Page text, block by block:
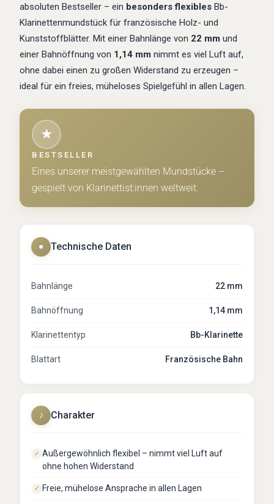
absoluten Bestseller – ein besonders flexibles Bb-
Klarinettenmundstück für französische Holz- und
Kunststoffblätter. Mit einer Bahnlänge von 22 mm und
einer Bahnöffnung von 1,14 mm nimmt es viel Luft auf,
ohne dabei einen zu großen Widerstand zu erzeugen –
ideal für ein freies, müheloses Spielgefühl in allen Lagen.
★
BESTSELLER
Eines unserer meistgewählten Mundstücke –
gespielt von Klarinettist:innen weltweit.
● Technische Daten
Bahnlänge 22 mm
Bahnöffnung 1,14 mm
Klarinettentyp Bb-Klarinette
Blattart Französische Bahn
♪ Charakter
✓ Außergewöhnlich flexibel – nimmt viel Luft auf
ohne hohen Widerstand
✓ Freie, mühelose Ansprache in allen Lagen